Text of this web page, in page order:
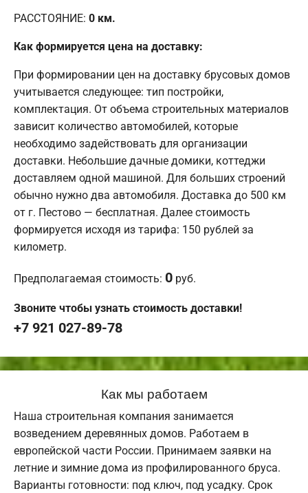
РАССТОЯНИЕ: 0 км.
Как формируется цена на доставку:
При формировании цен на доставку брусовых домов
учитывается следующее: тип постройки,
комплектация. От объема строительных материалов
зависит количество автомобилей, которые
необходимо задействовать для организации
доставки. Небольшие дачные домики, коттеджи
доставляем одной машиной. Для больших строений
обычно нужно два автомобиля. Доставка до 500 км
от г. Пестово — бесплатная. Далее стоимость
формируется исходя из тарифа: 150 рублей за
километр.
Предполагаемая стоимость: 0 руб.
Звоните чтобы узнать стоимость доставки!
+7 921 027-89-78
Как мы работаем
Наша строительная компания занимается
возведением деревянных домов. Работаем в
европейской части России. Принимаем заявки на
летние и зимние дома из профилированного бруса.
Варианты готовности: под ключ, под усадку. Срок